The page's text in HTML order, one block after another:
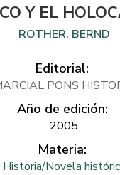
Y EL
ROTHER, BERND
Editorial:
PONS
Año de edición:
2005
Materia:
Historia/Novela